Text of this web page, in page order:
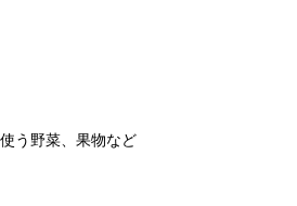
う野菜、果物など